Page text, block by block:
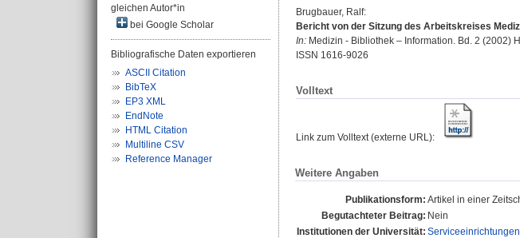
gleichen Autor*in
bei Google Scholar
Bibliografische Daten exportieren
ASCII Citation
BibTeX
EP3 XML
EndNote
HTML Citation
Multiline CSV
Reference Manager
Brugbauer, Ralf:
Bericht von der Sitzung des Arbeitskreises
In: Medizin - Bibliothek – Information. Bd. 2 (2002)
ISSN 1616-9026
Volltext
Link zum Volltext (externe URL):
Weitere Angaben
Publikationsform: Artikel in einer
Begutachteter Beitrag: Nein
Institutionen der Universität: Serviceeinrichtungen